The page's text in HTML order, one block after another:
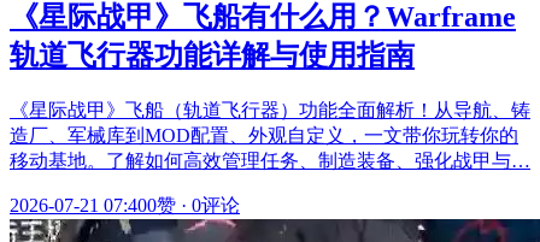
《星际战甲》飞船有什么用？Warframe
轨道飞行器功能详解与使用指南
《星际战甲》飞船（轨道飞行器）功能全面解析！从导航、铸
造厂、军械库到MOD配置、外观自定义，一文带你玩转你的
移动基地。了解如何高效管理任务、制造装备、强化战甲与…
2026-07-21 07:400赞 · 0评论